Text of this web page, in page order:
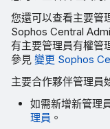
您還可以查看主要管
Sophos Central
有主要管理員有權管
參見 變更 Sophos
主要合作夥伴管理員
如需新增新管理
理員 。